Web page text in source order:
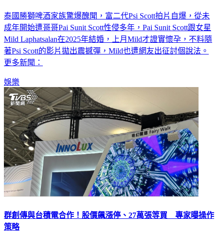
泰國勝獅啤酒家族驚爆醜聞，富二代Psi Scott拍片自爆，從未
成年開始遭哥哥Pai Sunit Scott性侵多年，Pai Sunit Scott跟女星
Mild Laphatsalan在2025年結婚，上月Mild才證實懷孕，不料隨
著Psi Scott的影片拋出震撼彈，Mild也遭網友出征討個說法。
更多新聞：
娛樂
群創傳與台積電合作！股價飆漲停、27萬張等買 專家曝操作
策略